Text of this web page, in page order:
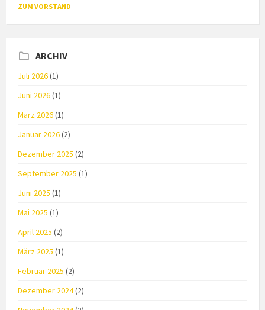
ZUM VORSTAND
ARCHIV
Juli 2026(1)
Juni 2026(1)
März 2026(1)
Januar 2026(2)
Dezember 2025 (2)
September 2025 (1)
Juni 2025 (1)
Mai 2025 (1)
April 2025 (2)
März 2025 (1)
Februar 2025 (2)
Dezember 2024(2)